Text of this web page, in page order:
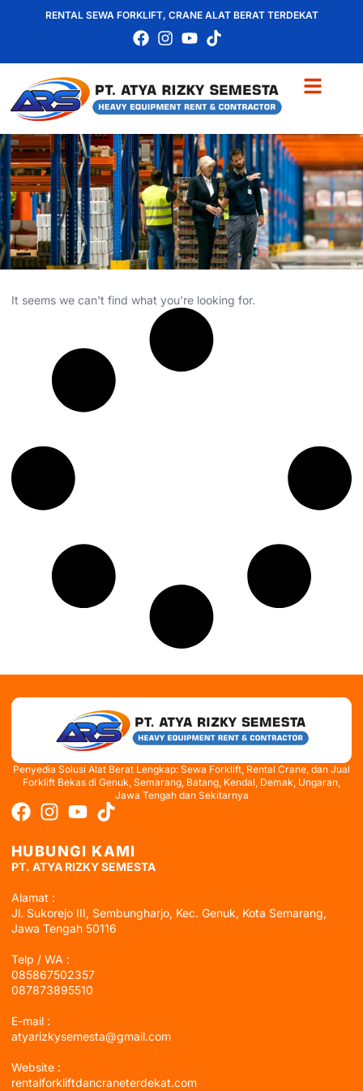
RENTAL SEWA FORKLIFT, CRANE ALAT BERAT TERDEKAT
It seems we can't find what you're looking for.
Penyedia Solusi Alat Berat Lengkap: Sewa Forklift, Rental Crane, dan Jual
Forklift Bekas di Genuk, Semarang, Batang, Kendal, Demak, Ungaran,
Jawa Tengah dan Sekitarnya
HUBUNGI KAMI
PT. ATYA RIZKY SEMESTA
Alamat :
Jl. Sukorejo III, Sembungharjo, Kec. Genuk, Kota Semarang,
Jawa Tengah 50116
Telp / WA :
085867502357
087873895510
E-mail :
atyarizkysemesta@gmail.com
Website :
rentalforkliftdancraneterdekat.com